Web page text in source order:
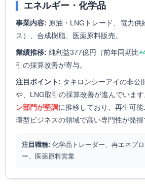
エネルギー・化学品
事業内容: 原油・LNGトレード、電力供
ス）、合成樹脂、医薬原料販売。
業績推移: 純利益377億円（前年同期比
引の採算改善が寄与。
注目ポイント: タキロンシーアイの非公
や、LNG取引の採算改善が進んでいます
ン部門が堅調に推移しており、再生可
環型ビジネスの領域で高い専門性が発揮
注目職種: 化学品トレーダー、再エネプ
ー、医薬原料営業